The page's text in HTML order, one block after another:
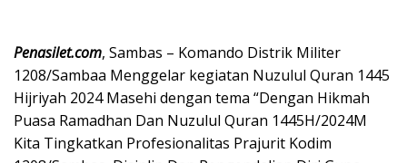
Penasilet.com, Sambas – Komando Distrik Militer
1208/Sambaa Menggelar kegiatan Nuzulul Quran 1445
Hijriyah 2024 Masehi dengan tema “Dengan Hikmah
Puasa Ramadhan Dan Nuzulul Quran 1445H/2024M
Kita Tingkatkan Profesionalitas Prajurit Kodim